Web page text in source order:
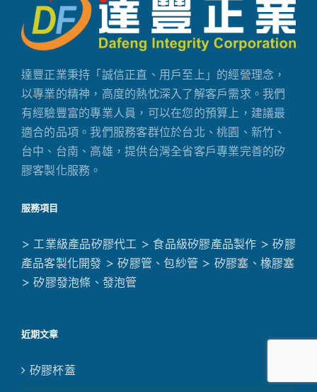
達豐正業秉持「誠信正直、用戶至上」的經營理念，
以專業的精神，高度的熱忱深入了解客戶需求。我們
有經驗豐富的專業人員，可以在您的預算上，建議最
適合的品項。我們服務客群位於台北、桃園、新竹、
台中、台南、高雄，提供台灣全省客戶專業完善的矽
膠客製化服務。
服務項目
> 工業級產品矽膠代工 > 食品級矽膠產品製作 > 矽膠
產品客製化開發 > 矽膠管、包紗管 > 矽膠塞、橡膠塞
> 矽膠發泡條、發泡管
近期文章
矽膠杯蓋